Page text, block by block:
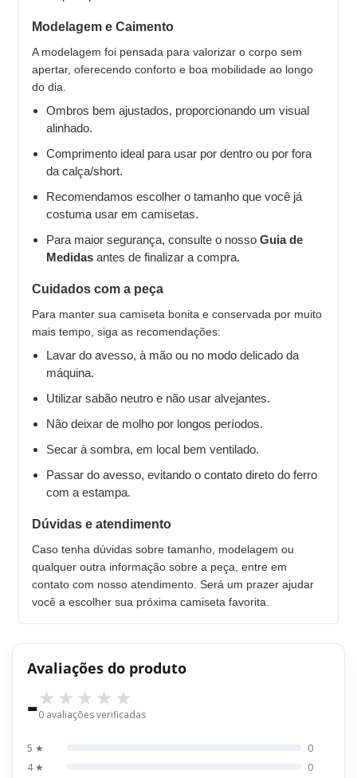
Modelagem e Caimento
A modelagem foi pensada para valorizar o corpo sem
apertar, oferecendo conforto e boa mobilidade ao longo
do dia.
Ombros bem ajustados, proporcionando um visual
alinhado.
Comprimento ideal para usar por dentro ou por fora
da calça/short.
Recomendamos escolher o tamanho que você já
costuma usar em camisetas.
Para maior segurança, consulte o nosso Guia de
Medidas antes de finalizar a compra.
Cuidados com a peça
Para manter sua camiseta bonita e conservada por muito
mais tempo, siga as recomendações:
Lavar do avesso, à mão ou no modo delicado da
máquina.
Utilizar sabão neutro e não usar alvejantes.
Não deixar de molho por longos períodos.
Secar à sombra, em local bem ventilado.
Passar do avesso, evitando o contato direto do ferro
com a estampa.
Dúvidas e atendimento
Caso tenha dúvidas sobre tamanho, modelagem ou
qualquer outra informação sobre a peça, entre em
contato com nosso atendimento. Será um prazer ajudar
você a escolher sua próxima camiseta favorita.
Avaliações do produto
-0 avaliações verificadas
5 ★
0
4 ★
0